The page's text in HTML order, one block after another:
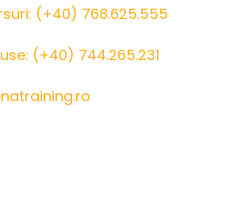
(+40) 768.625.555
(+40) 744.265.231